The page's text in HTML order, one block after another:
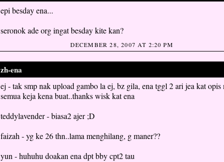
epi besday ena...
seronok ade org ingat besday kite kan?
DECEMBER 28, 2007 AT 2:20 PM
zh-ena
ej - tak smp nak upload gambo la ej, bz gila, ena tggl 2 ari jea kat opis
semua keja kena buat..thanks wisk kat ena
teddylavender - biasa2 ajer ;D
faizah - yg ke 26 thn..lama menghilang, g maner??
yun - huhuhu doakan ena dpt bby cpt2 tau